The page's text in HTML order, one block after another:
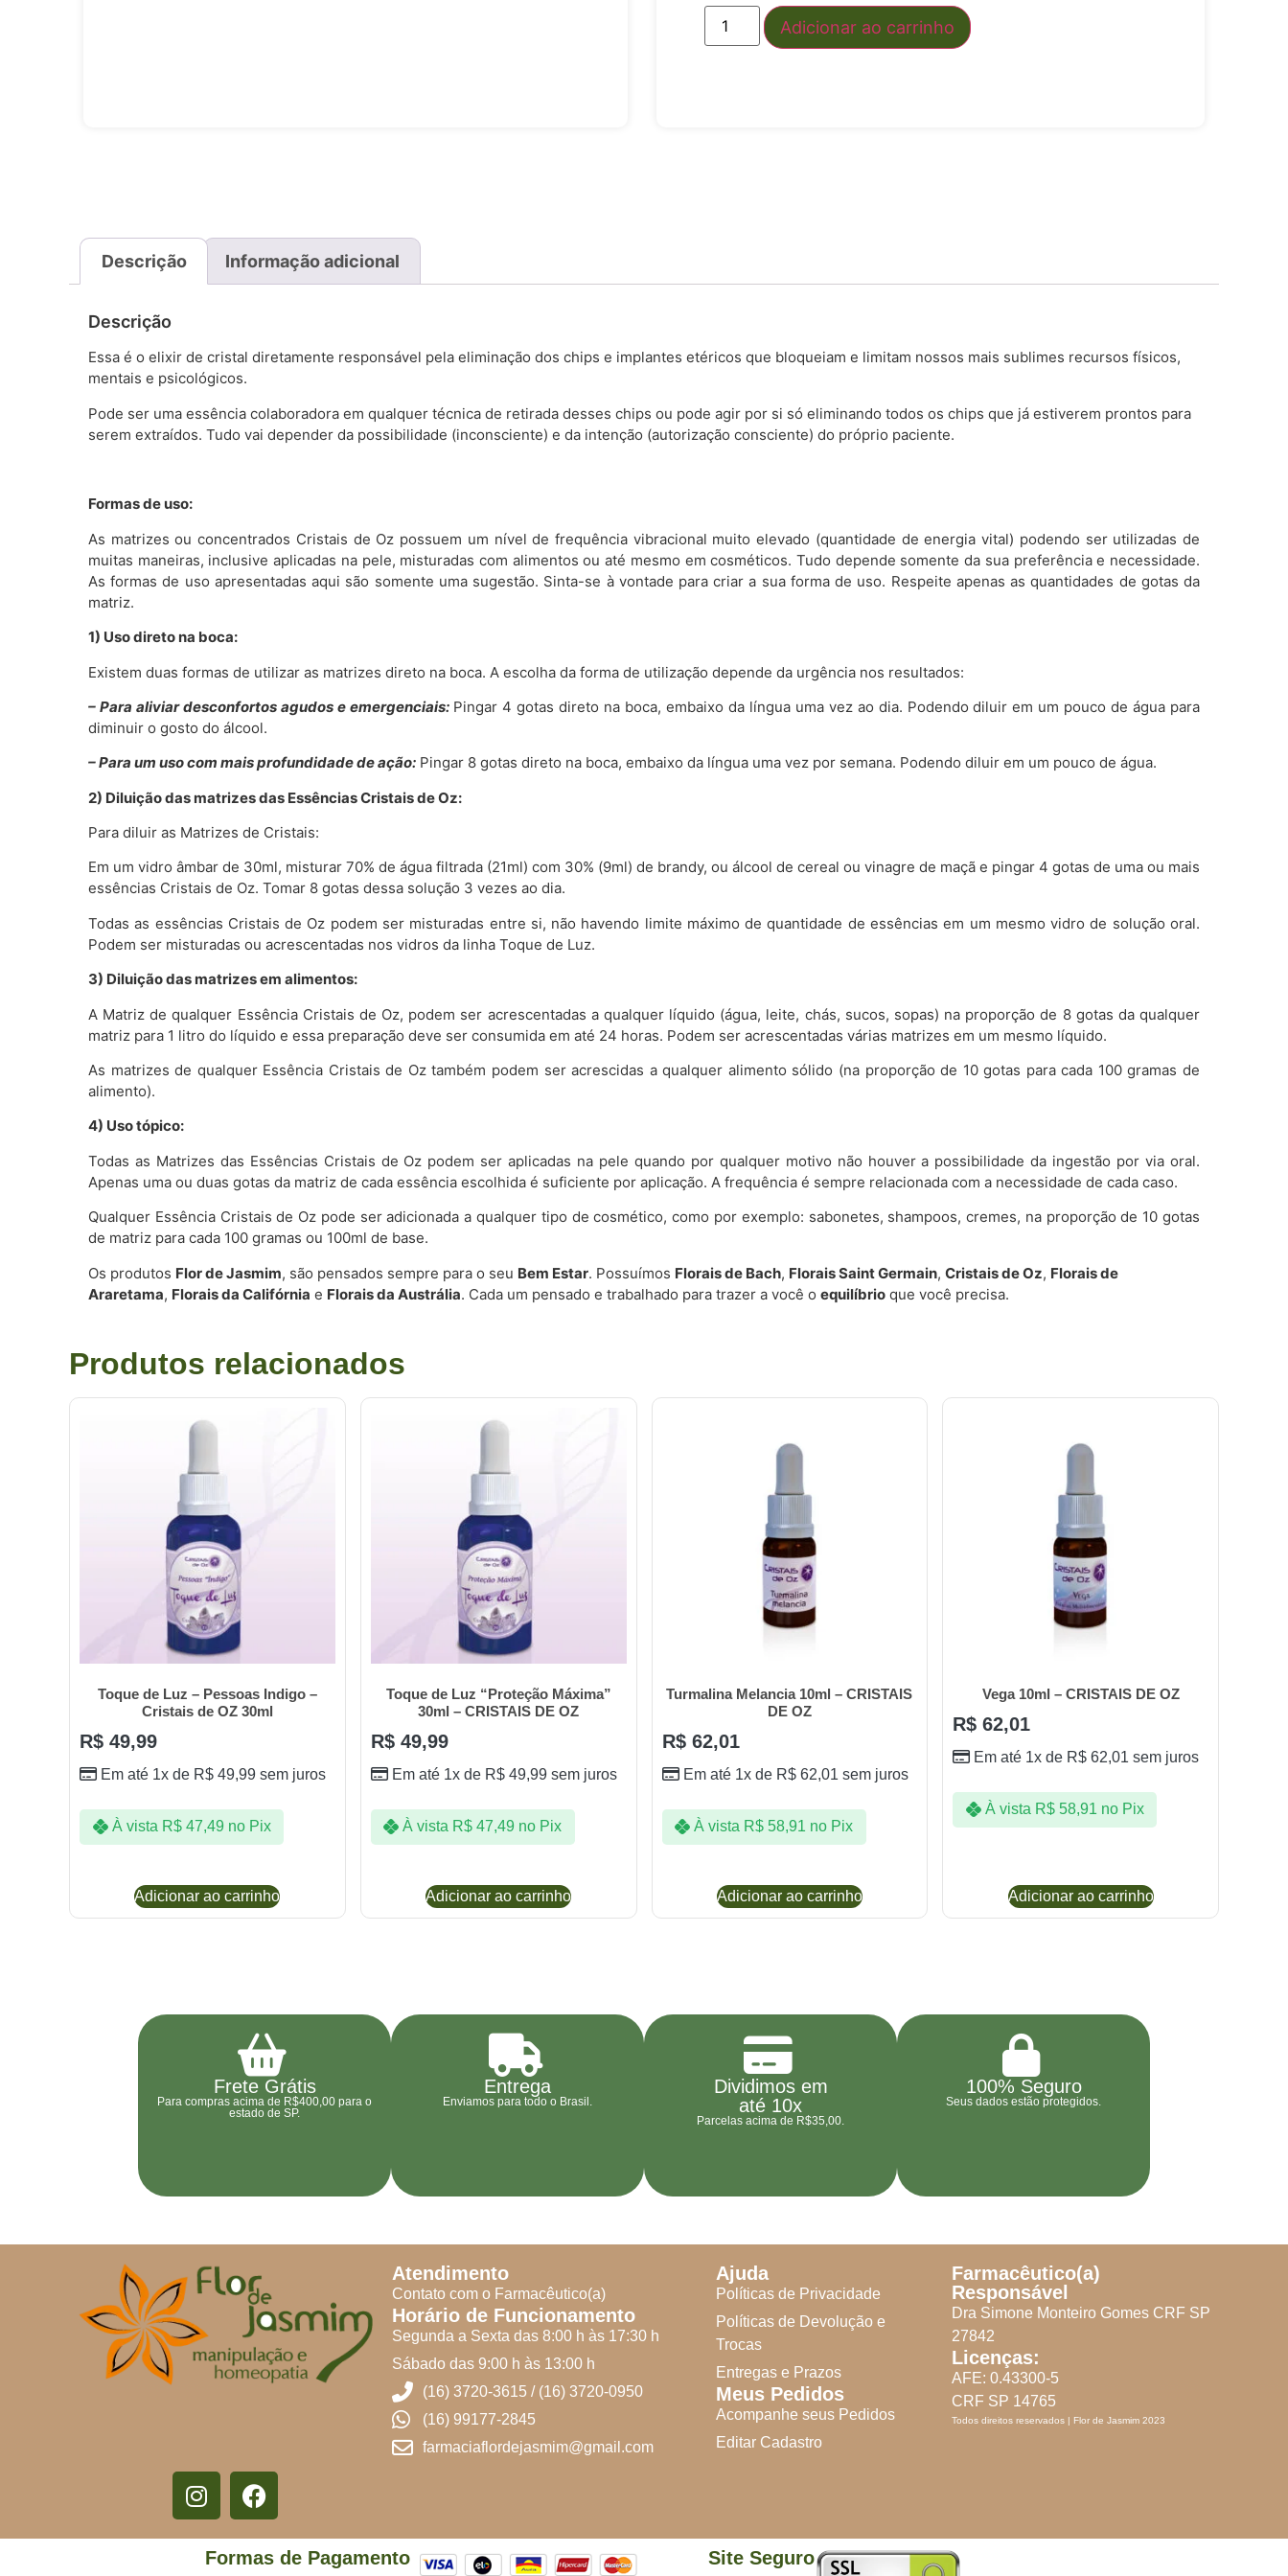
Adicionar ao carrinho
Descrição Informação adicional
Descrição
Essa é o elixir de cristal diretamente responsável pela eliminação dos chips e implantes etéricos que bloqueiam e limitam nossos mais sublimes recursos físicos,
mentais e psicológicos.
Pode ser uma essência colaboradora em qualquer técnica de retirada desses chips ou pode agir por si só eliminando todos os chips que já estiverem prontos para
serem extraídos. Tudo vai depender da possibilidade (inconsciente) e da intenção (autorização consciente) do próprio paciente.
Formas de uso:
As matrizes ou concentrados Cristais de Oz possuem um nível de frequência vibracional muito elevado (quantidade de energia vital) podendo ser utilizadas de
muitas maneiras, inclusive aplicadas na pele, misturadas com alimentos ou até mesmo em cosméticos. Tudo depende somente da sua preferência e necessidade.
As formas de uso apresentadas aqui são somente uma sugestão. Sinta-se à vontade para criar a sua forma de uso. Respeite apenas as quantidades de gotas da
matriz.
1) Uso direto na boca:
Existem duas formas de utilizar as matrizes direto na boca. A escolha da forma de utilização depende da urgência nos resultados:
– Para aliviar desconfortos agudos e emergenciais:Pingar 4 gotas direto na boca, embaixo da língua uma vez ao dia. Podendo diluir em um pouco de água para
diminuir o gosto do álcool.
– Para um uso com mais profundidade de ação: Pingar 8 gotas direto na boca, embaixo da língua uma vez por semana. Podendo diluir em um pouco de água.
2) Diluição das matrizes das Essências Cristais de Oz:
Para diluir as Matrizes de Cristais:
Em um vidro âmbar de 30ml, misturar 70% de água filtrada (21ml) com 30% (9ml) de brandy, ou álcool de cereal ou vinagre de maçã e pingar 4 gotas de uma ou mais
essências Cristais de Oz. Tomar 8 gotas dessa solução 3 vezes ao dia.
Todas as essências Cristais de Oz podem ser misturadas entre si, não havendo limite máximo de quantidade de essências em um mesmo vidro de solução oral.
Podem ser misturadas ou acrescentadas nos vidros da linha Toque de Luz.
3) Diluição das matrizes em alimentos:
A Matriz de qualquer Essência Cristais de Oz, podem ser acrescentadas a qualquer líquido (água, leite, chás, sucos, sopas) na proporção de 8 gotas da qualquer
matriz para 1 litro do líquido e essa preparação deve ser consumida em até 24 horas. Podem ser acrescentadas várias matrizes em um mesmo líquido.
As matrizes de qualquer Essência Cristais de Oz também podem ser acrescidas a qualquer alimento sólido (na proporção de 10 gotas para cada 100 gramas de
alimento).
4) Uso tópico:
Todas as Matrizes das Essências Cristais de Oz podem ser aplicadas na pele quando por qualquer motivo não houver a possibilidade da ingestão por via oral.
Apenas uma ou duas gotas da matriz de cada essência escolhida é suficiente por aplicação. A frequência é sempre relacionada com a necessidade de cada caso.
Qualquer Essência Cristais de Oz pode ser adicionada a qualquer tipo de cosmético, como por exemplo: sabonetes, shampoos, cremes, na proporção de 10 gotas
de matriz para cada 100 gramas ou 100ml de base.
Os produtos Flor de Jasmim, são pensados sempre para o seu Bem Estar. Possuímos Florais de Bach, Florais Saint Germain, Cristais de Oz, Florais de
Araretama, Florais da Califórnia e Florais da Austrália. Cada um pensado e trabalhado para trazer a você o equilíbrio que você precisa.
Produtos relacionados
Toque de Luz – Pessoas Indigo –
Cristais de OZ 30ml
R$ 49,99
Em até 1x de R$ 49,99 sem juros
À vista R$47,49 no Pix
Adicionar ao carrinho
Toque de Luz “Proteção Máxima”
30ml – CRISTAIS DE OZ
R$49,99
Em até 1x de R$49,99sem juros
À vista R$ 47,49 no Pix
Adicionar ao carrinho
Turmalina Melancia 10ml – CRISTAIS
DE OZ
R$62,01
Em até 1x de R$62,01 sem juros
À vista R$ 58,91 no Pix
Adicionar ao carrinho
Vega 10ml – CRISTAIS DE OZ
R$ 62,01
Em até 1x de R$ 62,01 sem juros
À vista R$58,91 no Pix
Adicionar ao carrinho
Frete Grátis
Para compras acima de R$400,00 para o
estado de SP.
Entrega
Enviamos para todo o Brasil.
Dividimos em
até 10x
Parcelas acima de R$35,00.
100% Seguro
Seus dados estão protegidos.
Atendimento
Contato com o Farmacêutico(a)
Horário de Funcionamento
Segunda a Sexta das 8:00 h às 17:30 h
Sábado das 9:00 h às 13:00 h
(16) 3720-3615 / (16) 3720-0950
(16) 99177-2845
farmaciaflordejasmim@gmail.com
Ajuda
Políticas de Privacidade
Políticas de Devolução e
Trocas
Entregas e Prazos
Meus Pedidos
Acompanhe seus Pedidos
Editar Cadastro
Farmacêutico(a)
Responsável
Dra Simone Monteiro Gomes CRF SP
27842
Licenças:
AFE: 0.43300-5
CRF SP 14765
Todos direitos reservados | Flor de Jasmim 2023
Formas de Pagamento Site Seguro